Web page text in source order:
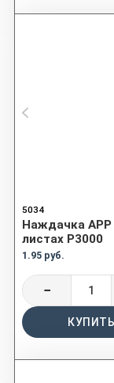
5034
Наждачка APP
листах P3000
1.95 руб.
−
КУПИТЬ